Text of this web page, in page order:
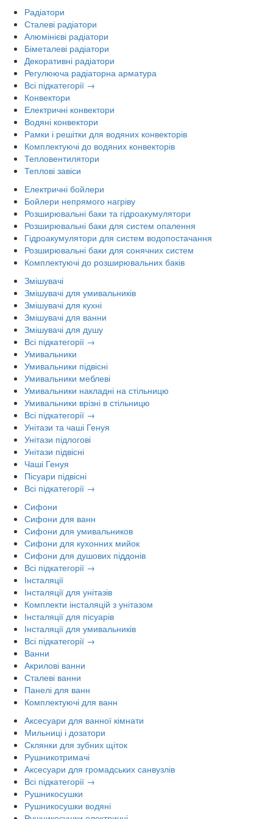
Радіатори
Сталеві радіатори
Алюмінієві радіатори
Біметалеві радіатори
Декоративні радіатори
Регулююча радіаторна арматура
Всі підкатегорії →
Конвектори
Електричні конвектори
Водяні конвектори
Рамки і решітки для водяних конвекторів
Комплектуючі до водяних конвекторів
Тепловентилятори
Теплові завіси
Електричні бойлери
Бойлери непрямого нагріву
Розширювальні баки та гідроакумулятори
Розширювальні баки для систем опалення
Гідроакумулятори для систем водопостачання
Розширювальні баки для сонячних систем
Комплектуючі до розширювальних баків
Змішувачі
Змішувачі для умивальників
Змішувачі для кухні
Змішувачі для ванни
Змішувачі для душу
Всі підкатегорії →
Умивальники
Умивальники підвісні
Умивальники меблеві
Умивальники накладні на стільницю
Умивальники врізні в стільницю
Всі підкатегорії →
Унітази та чаші Генуя
Унітази підлогові
Унітази підвісні
Чаші Генуя
Пісуари підвісні
Всі підкатегорії →
Сифони
Сифони для ванн
Сифони для умивальников
Сифони для кухонних мийок
Сифони для душових піддонів
Всі підкатегорії →
Інсталяції
Інсталяції для унітазів
Комплекти інсталяцій з унітазом
Інсталяції для пісуарів
Інсталяції для умивальників
Всі підкатегорії →
Ванни
Акрилові ванни
Сталеві ванни
Панелі для ванн
Комплектуючі для ванн
Аксесуари для ванної кімнати
Мильниці і дозатори
Склянки для зубних щіток
Рушникотримачі
Аксесуари для громадських санвузлів
Всі підкатегорії →
Рушникосушки
Рушникосушки водяні